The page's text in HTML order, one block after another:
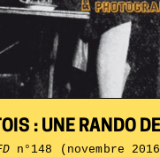
: UNE RANDO
n°148 (novembre